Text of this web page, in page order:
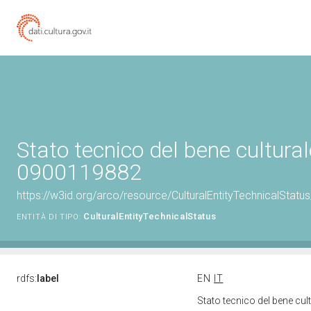
Stato tecnico del bene
0900119882
https://w3id.org/arco/resource/
ENTITÀ DI TIPO: CulturalEntityTechnicalStatus
rdfs: label EN
IT
Stato tecnico del bene